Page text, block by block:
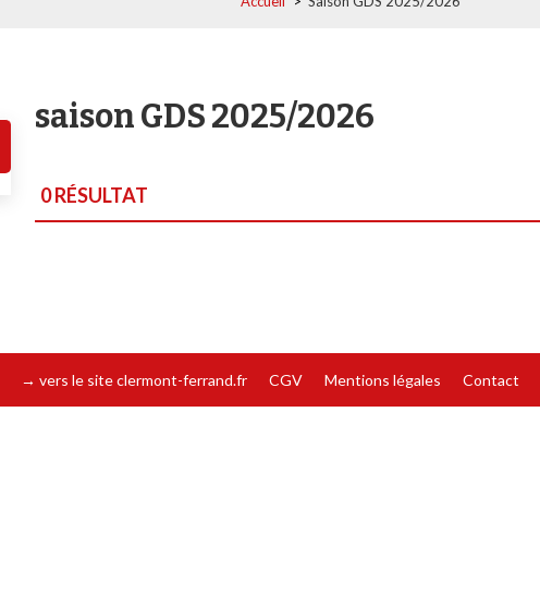
saison GDS 2025/2026
0RÉSULTAT
→ vers le site clermont-ferrand.fr CGV Mentions légales Contact